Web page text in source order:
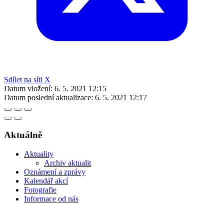
Sdílet na síti X
Datum vložení: 6. 5. 2021 12:15
Datum poslední aktualizace: 6. 5. 2021 12:17
Aktuálně
Aktuality
Archiv aktualit
Oznámení a zprávy
Kalendář akcí
Fotografie
Informace od nás